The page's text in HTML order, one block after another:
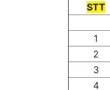
STT
1
2
3
4